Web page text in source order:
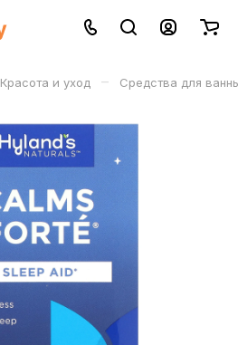
Красота и уход – Средства для